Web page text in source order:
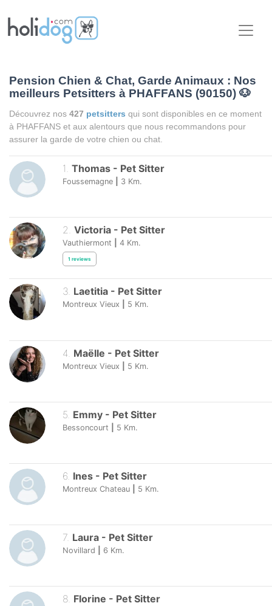
Pension Chien & Chat, Garde Animaux : Nos
meilleurs Petsitters à PHAFFANS (90150) 🐶
Découvrez nos 427 petsitters qui sont disponibles en ce moment
à PHAFFANS et aux alentours que nous recommandons pour
assurer la garde de votre chien ou chat.
1. Thomas - Pet Sitter
Foussemagne 3 Km.
2. Victoria - Pet Sitter
Vauthiermont 4 Km.
1 reviews
3. Laetitia - Pet Sitter
Montreux Vieux 5 Km.
4 Maëlle - Pet Sitter
Montreux Vieux 5 Km.
5 Emmy - Pet Sitter
Bessoncourt 5 Km.
6. Ines - Pet Sitter
Montreux Chateau 5 Km.
7. Laura - Pet Sitter
Novillard 6 Km.
8. Florine - Pet Sitter